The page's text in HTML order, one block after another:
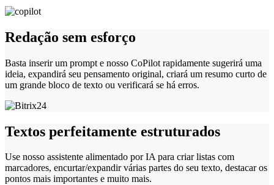
Redação sem esforço
Basta inserir um prompt e nosso CoPilot rapidamente sugerirá uma
ideia, expandirá seu pensamento original, criará um resumo curto de
um grande bloco de texto ou verificará se há erros.
Textos perfeitamente estruturados
Use nosso assistente alimentado por IA para criar listas com
marcadores, encurtar/expandir várias partes do seu texto, destacar os
pontos mais importantes e muito mais.